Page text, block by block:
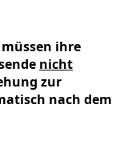
ihre
nicht
zur
nach dem